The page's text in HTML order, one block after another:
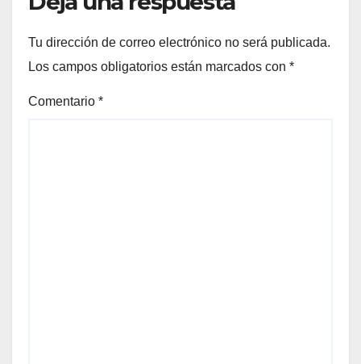
Tu dirección de correo electrónico no será publicada.
Los campos obligatorios están marcados con *
Comentario *